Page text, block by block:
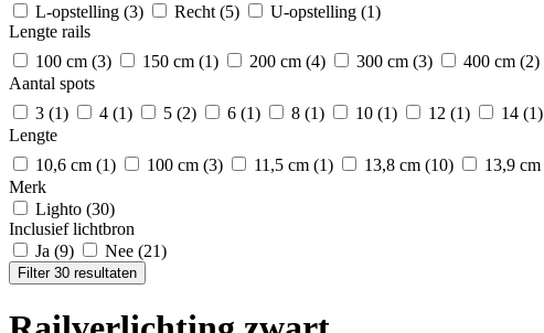
L-opstelling (3) Recht (5) U-opstelling (1)
Lengte rails
100 cm (3) 150 cm (1) 200 cm (4) 300 cm (3) 400 cm (2)
Aantal spots
3 (1) 4 (1) 5 (2) 6 (1) 8 (1) 10 (1) 12 (1) 14 (1)
Lengte
10,6 cm (1) 100 cm (3) 11,5 cm (1) 13,8 cm (10) 13,9 cm
Merk
Lighto (30)
Inclusief lichtbron
Ja (9) Nee (21)
Filter 30 resultaten